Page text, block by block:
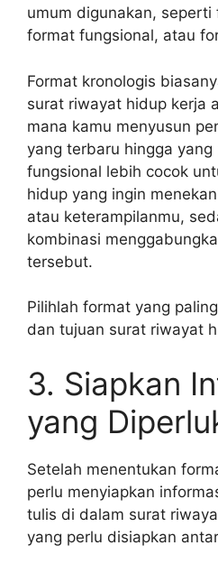
umum digunakan, seperti
format fungsional, atau
Format kronologis
surat riwayat hidup kerja
mana kamu menyusun
yang terbaru hingga yang
fungsional lebih cocok
hidup yang ingin
atau keterampilanmu,
kombinasi
tersebut.
Pilihlah format yang
dan tujuan surat riwayat
3. Siapkan
yang
Setelah menentukan
perlu menyiapkan
tulis di dalam surat
yang perlu disiapkan